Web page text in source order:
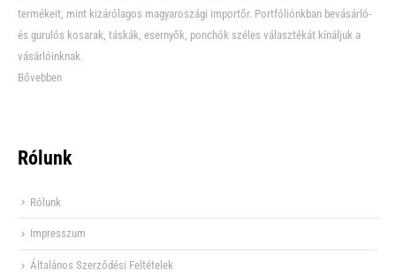
termékeit, mint kizárólagos magyaroszági importőr. Portfóliónkban bevásárló-
és gurulós kosarak, táskák, esernyők, ponchók széles választékát kínáljuk a
vásárlóinknak.
Bővebben
Rólunk
Rólunk
Impresszum
Általános Szerződési Feltételek